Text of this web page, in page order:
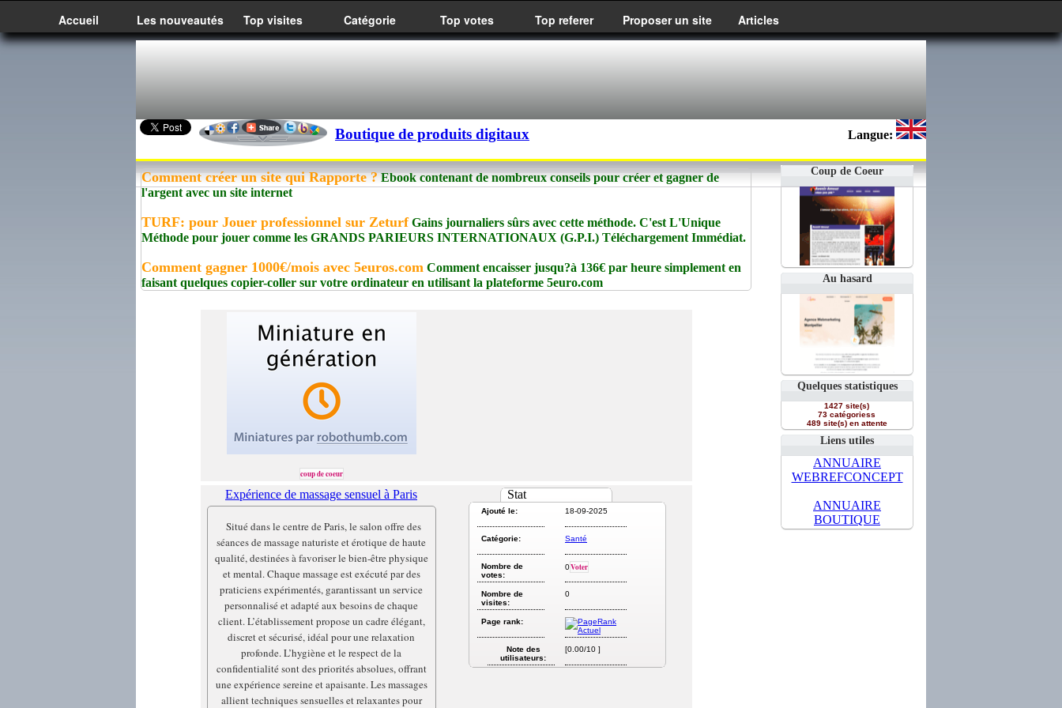
Accueil Les nouveautés Top visites Catégorie Top votes Top referer Proposer un site Articles
Boutique de produits digitaux Langue:
Coup de Coeur
Au hasard
Quelques statistiques
1427 site(s)
73 catégoriess
489 site(s) en attente
Liens utiles
ANNUAIRE
WEBREFCONCEPT
ANNUAIRE
BOUTIQUE
Comment créer un site qui Rapporte ?Ebook contenant de nombreux conseils pour créer et gagner de
l'argent avec un site internet
TURF: pour Jouer professionnel sur ZeturfGains journaliers sûrs avec cette méthode. C'est L'Unique
Méthode pour jouer comme les GRANDS PARIEURS INTERNATIONAUX (G.P.I.) Téléchargement Immédiat.
Comment gagner 1000€/mois avec 5euros.com Comment encaisser jusqu?à 136€ par heure simplement en
faisant quelques copier-coller sur votre ordinateur en utilisant la plateforme 5euro.com
coup de coeur
Stat
Ajouté le: 18-09-2025
Catégorie: Santé
Nombre de
votes:
0Voter
Nombre de
visites:
0
Page rank:
Note des
utilisateurs:
[0.00/10 ]
Expérience de massage sensuel à Paris
Situé dans le centre de Paris, le salon offre des
séances de massage naturiste et érotique de haute
qualité, destinées à favoriser le bien-être physique
et mental. Chaque massage est exécuté par des
praticiens expérimentés, garantissant un service
personnalisé et adapté aux besoins de chaque
client. L’établissement propose un cadre élégant,
discret et sécurisé, idéal pour une relaxation
profonde. L’hygiène et le respect de la
confidentialité sont des priorités absolues, offrant
une expérience sereine et apaisante. Les massages
allient techniques sensuelles et relaxantes pour